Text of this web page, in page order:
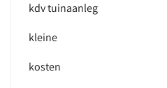
kdv tuinaanleg
kleine
kosten